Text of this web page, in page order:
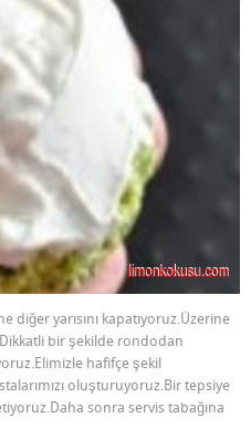
yarısını kapatıyoruz.Üzerine
bir şekilde rondodan
hafifçe şekil
oluşturuyoruz.Bir tepsiye
sonra servis tabağına